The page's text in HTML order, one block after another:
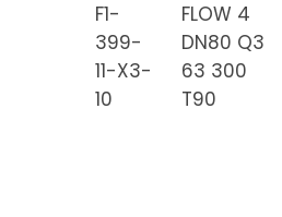
F1-
399-
11-X3-
10
FLOW 4
DN80 Q3
63 300
T90